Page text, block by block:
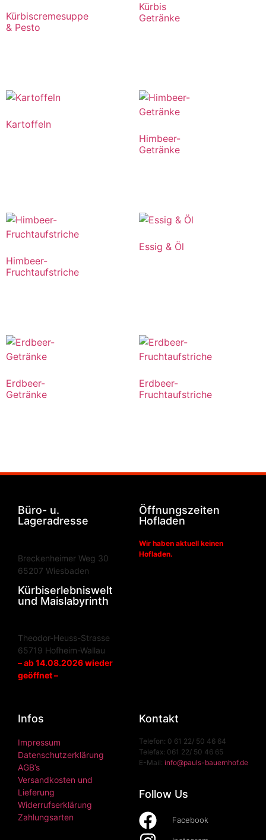
Kürbiscremesuppe
& Pesto
Kürbis
Getränke
Kartoffeln
Himbeer-
Getränke
Himbeer-
Fruchtaufstriche
Essig & Öl
Erdbeer-
Getränke
Erdbeer-
Fruchtaufstriche
Büro- u.
Lageradresse
Breckenheimer Weg 30
65207 Wiesbaden
Kürbiserlebniswelt
und Maislabyrinth
Theodor-Heuss-Strasse
65719 Hofheim-Wallau
– ab 14.08.2026 wieder
geöffnet –
Öffnungszeiten
Hofladen
Wir haben aktuell keinen
Hofladen.
Infos
Impressum
Datenschutzerklärung
AGB’s
Versandkosten und
Lieferung
Widerrufserklärung
Zahlungsarten
Kontakt
Telefon: 0 61 22/ 50 46 64
Telefax: 061 22/ 50 46 65
E-Mail: info@pauls-bauernhof.de
Follow Us
Facebook